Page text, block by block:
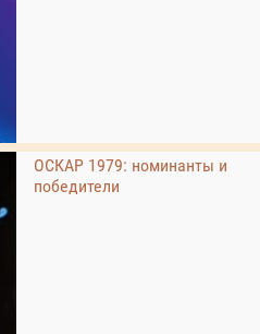
ОСКАР 1979: номинанты и
победители